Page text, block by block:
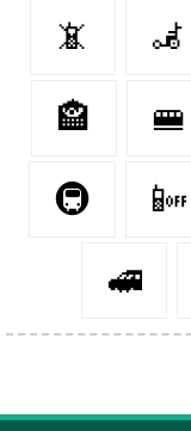
📵 🦼
🏤 🚝
🚇 📴
🚅